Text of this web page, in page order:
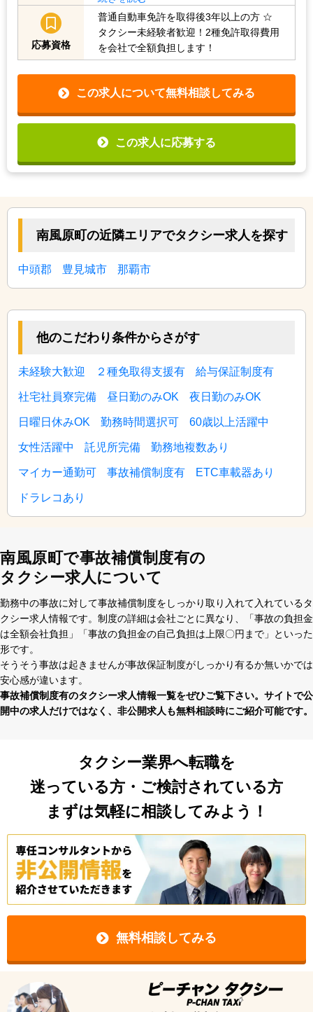
応募資格
普通自動車免許を取得後3年以上の方 ☆
タクシー未経験者歓迎！2種免許取得費用
を会社で全額負担します！
この求人について無料相談してみる
この求人に応募する
南風原町の近隣エリアでタクシー求人を探す
中頭郡 豊見城市 那覇市
他のこだわり条件からさがす
未経験大歓迎 ２種免取得支援有 給与保証制度有
社宅社員寮完備 昼日勤のみOK 夜日勤のみOK
日曜日休みOK 勤務時間選択可 60歳以上活躍中
女性活躍中 託児所完備 勤務地複数あり
マイカー通勤可 事故補償制度有 ETC車載器あり
ドラレコあり
南風原町で事故補償制度有の
タクシー求人について
勤務中の事故に対して事故補償制度をしっかり取り⼊れて⼊れているタ
クシー求⼈情報です。制度の詳細は会社ごとに異なり、「事故の負担⾦
は全額会社負担」「事故の負担⾦の⾃⼰負担は上限〇円まで」といった
形です。
そうそう事故は起きませんが事故保証制度がしっかり有るか無いかでは
安⼼感が違います。
事故補償制度有のタクシー求⼈情報⼀覧をぜひご覧下さい。サイトで公
開中の求⼈だけではなく、⾮公開求⼈も無料相談時にご紹介可能です。
タクシー業界へ転職を
迷っている方・ご検討されている方
まずは気軽に相談してみよう！
無料相談してみる